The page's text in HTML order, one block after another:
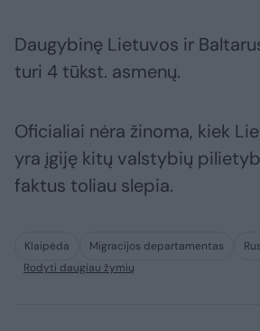
Daugybinę Lietuvos ir
turi 4 tūkst. asmenų.
Oficialiai nėra žinoma, kiek
yra įgiję kitų valstybių
faktus toliau slepia.
Klaipėda Migracijos departamentas
Rodyti daugiau žymių